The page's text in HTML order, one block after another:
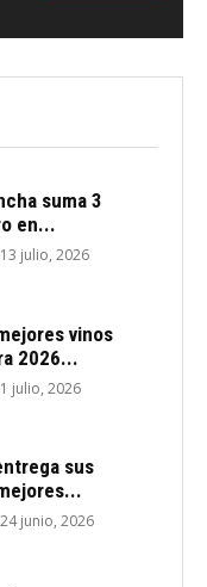
suma 3
en...
13 julio, 2026
vinos
2026...
1 julio, 2026
sus
24 junio, 2026